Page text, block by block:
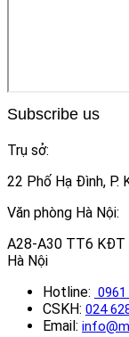
Subscribe us
Trụ sở:
22 Phố Hạ Đình, P.
Văn phòng Hà Nội:
A28-A30 TT6 KĐT
Hà Nội
Hotline:
CSKH: 024
Email: